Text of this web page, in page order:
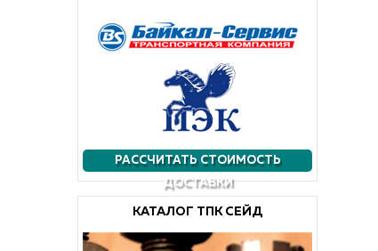
РАССЧИТАТЬ СТОИМОСТЬ
ДОСТАВКИ
КАТАЛОГ ТПК СЕЙД